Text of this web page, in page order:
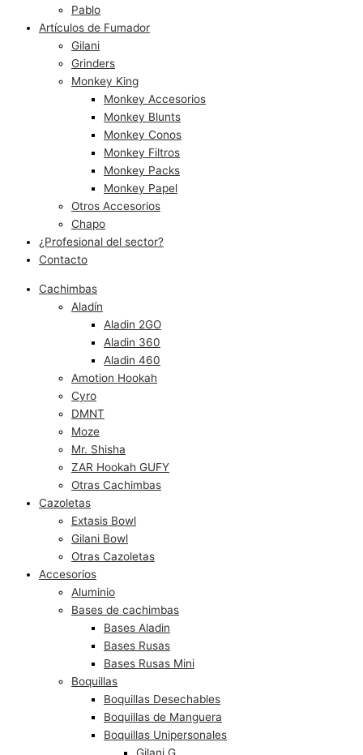
Pablo
Artículos de Fumador
Gilani
Grinders
Monkey King
Monkey Accesorios
Monkey Blunts
Monkey Conos
Monkey Filtros
Monkey Packs
Monkey Papel
Otros Accesorios
Chapo
¿Profesional del sector?
Contacto
Cachimbas
Aladín
Aladin 2GO
Aladin 360
Aladin 460
Amotion Hookah
Cyro
DMNT
Moze
Mr. Shisha
ZAR Hookah GUFY
Otras Cachimbas
Cazoletas
Extasis Bowl
Gilani Bowl
Otras Cazoletas
Accesorios
Aluminio
Bases de cachimbas
Bases Aladin
Bases Rusas
Bases Rusas Mini
Boquillas
Boquillas Desechables
Boquillas de Manguera
Boquillas Unipersonales
Gilani G